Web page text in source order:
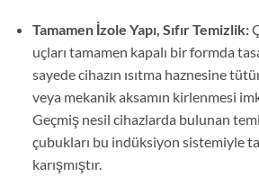
Tamamen İzole Yapı, Sıfır Temizlik:
uçları tamamen kapalı bir formda
sayede cihazın ısıtma haznesine
veya mekanik aksamın kirlenmesi
Geçmiş nesil cihazlarda bulunan
çubukları bu indüksiyon sistemiyle
karışmıştır.